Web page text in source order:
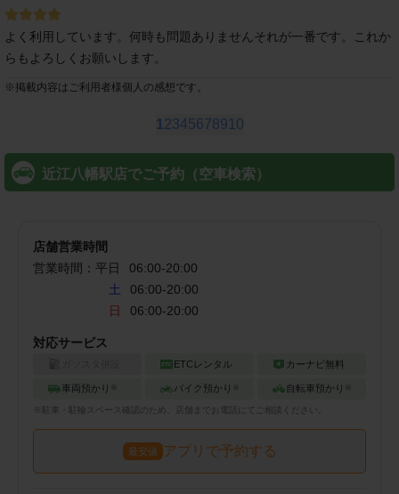
よく利用しています。何時も問題ありませんそれが一番です。これか
らもよろしくお願いします。
※ 掲載内容はご利用者様個人の感想です。
1 2345678910
近江八幡駅店でご予約（空車検索）
店舗営業時間
営業時間： 平日 06:00-20:00
土
06:00-20:00
日
06:00-20:00
対応サービス
ETCレンタル カーナビ無料
車両預かり ※ バイク預かり ※ 自転車預かり ※
※ 駐車・駐輪 スペース確認のため、店舗までお電話にてご相談ください。
最安値 アプリで予約する